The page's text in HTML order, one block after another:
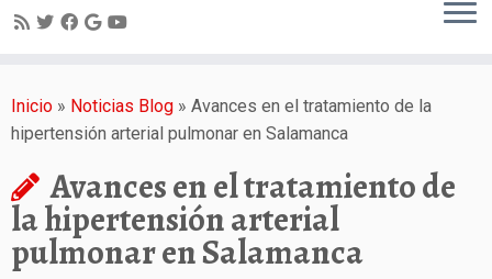
contenido
Inicio » Noticias Blog » Avances en el tratamiento de la
hipertensión arterial pulmonar en Salamanca
Avances en el tratamiento de
la hipertensión arterial
pulmonar en Salamanca